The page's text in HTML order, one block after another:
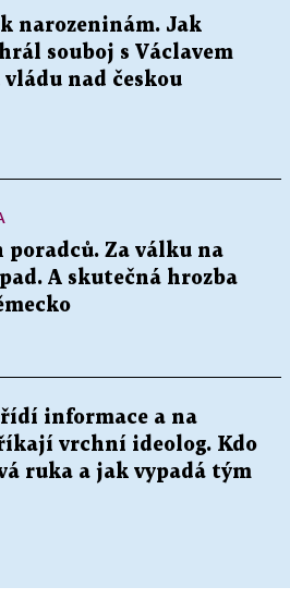
narozeninám. Jak
souboj s Václavem
nad českou
poradců. Za válku na
A skutečná hrozba
informace a na
vrchní ideolog. Kdo
ruka a jak vypadá tým